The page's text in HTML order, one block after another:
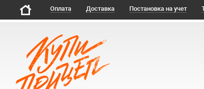
Оплата Доставка Постановка на учет